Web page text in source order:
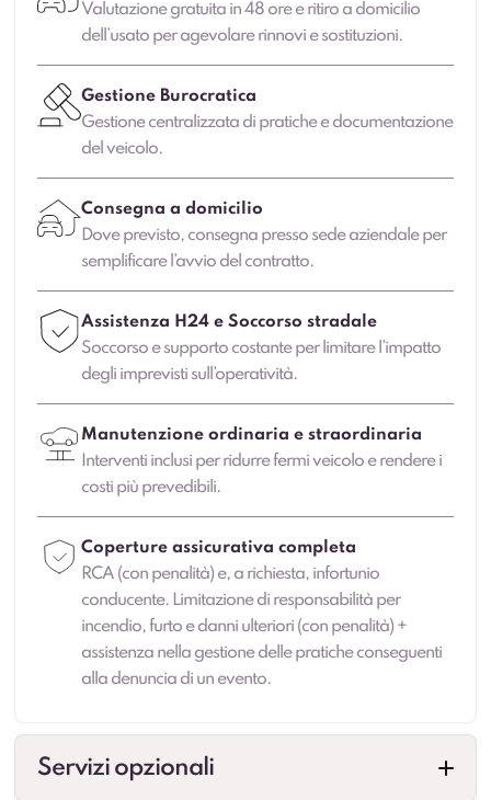
Valutazione gratuita in 48 ore e ritiro a domicilio
dell’usato per agevolare rinnovi e sostituzioni.
Gestione Burocratica
Gestione centralizzata di pratiche e documentazione
del veicolo.
Consegna a domicilio
Dove previsto, consegna presso sede aziendale per
semplificare l’avvio del contratto.
Assistenza H24 e Soccorso stradale
Soccorso e supporto costante per limitare l’impatto
degli imprevisti sull’operatività.
Manutenzione ordinaria e straordinaria
Interventi inclusi per ridurre fermi veicolo e rendere i
costi più prevedibili.
Coperture assicurativa completa
RCA (con penalità) e, a richiesta, infortunio
conducente. Limitazione di responsabilità per
incendio, furto e danni ulteriori (con penalità) +
assistenza nella gestione delle pratiche conseguenti
alla denuncia di un evento.
Servizi opzionali